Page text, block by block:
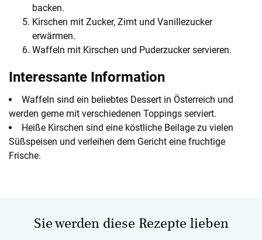
backen.
Kirschen mit Zucker, Zimt und Vanillezucker
erwärmen.
Waffeln mit Kirschen und Puderzucker servieren.
Interessante Information
Waffeln sind ein beliebtes Dessert in Österreich und
werden gerne mit verschiedenen Toppings serviert.
Heiße Kirschen sind eine köstliche Beilage zu vielen
Süßspeisen und verleihen dem Gericht eine fruchtige
Frische.
Sie werden diese Rezepte lieben